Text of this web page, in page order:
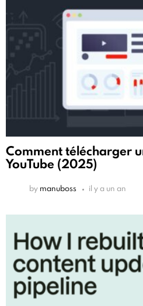
Comment télécharger
YouTube (2025)
by manuboss il y a un an